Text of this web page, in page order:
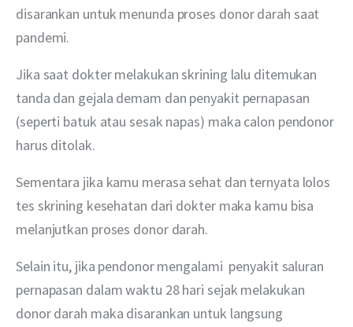
disarankan untuk menunda proses donor darah saat
pandemi.
Jika saat dokter melakukan skrining lalu ditemukan
tanda dan gejala demam dan penyakit pernapasan
(seperti batuk atau sesak napas) maka calon pendonor
harus ditolak.
Sementara jika kamu merasa sehat dan ternyata lolos
tes skrining kesehatan dari dokter maka kamu bisa
melanjutkan proses donor darah.
Selain itu, jika pendonor mengalami  penyakit saluran
pernapasan dalam waktu 28 hari sejak melakukan
donor darah maka disarankan untuk langsung